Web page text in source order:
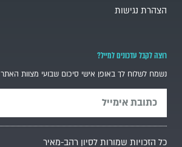
הצהרת נגישות
רוצה לקבל עדכונים למייל?
נשמח לשלוח לך באופן אישי סיכום שבועי מצוות האתר
כל הזכויות שמורות לסיון רהב-מאיר